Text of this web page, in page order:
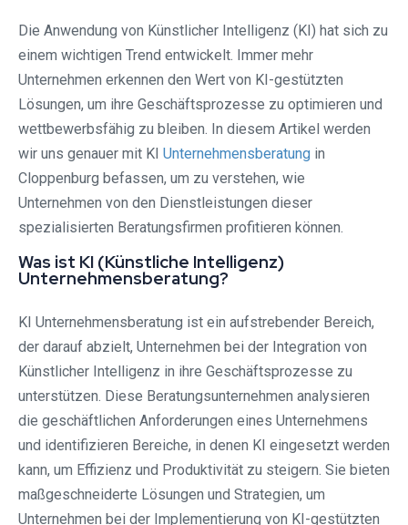
Die Anwendung von Künstlicher Intelligenz (KI) hat sich zu
einem wichtigen Trend entwickelt. Immer mehr
Unternehmen erkennen den Wert von KI-gestützten
Lösungen, um ihre Geschäftsprozesse zu optimieren und
wettbewerbsfähig zu bleiben. In diesem Artikel werden
wir uns genauer mit KI Unternehmensberatung in
Cloppenburg befassen, um zu verstehen, wie
Unternehmen von den Dienstleistungen dieser
spezialisierten Beratungsfirmen profitieren können.
Was ist KI (Künstliche Intelligenz)
Unternehmensberatung?
KI Unternehmensberatung ist ein aufstrebender Bereich,
der darauf abzielt, Unternehmen bei der Integration von
Künstlicher Intelligenz in ihre Geschäftsprozesse zu
unterstützen. Diese Beratungsunternehmen analysieren
die geschäftlichen Anforderungen eines Unternehmens
und identifizieren Bereiche, in denen KI eingesetzt werden
kann, um Effizienz und Produktivität zu steigern. Sie bieten
maßgeschneiderte Lösungen und Strategien, um
Unternehmen bei der Implementierung von KI-gestützten